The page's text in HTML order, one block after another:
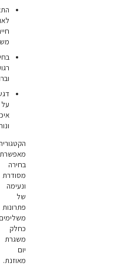
על
הקטגוריה
מאפשרת
בחירה
מסודרת
ונעימה
של
פתרונות
משלימים
כחלק
משגרת
יום
מאוזנת.